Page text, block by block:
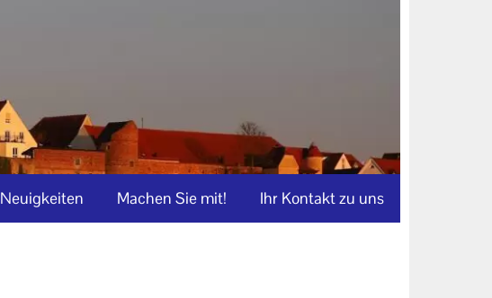
Neuigkeiten Machen Sie mit! Ihr Kontakt zu uns